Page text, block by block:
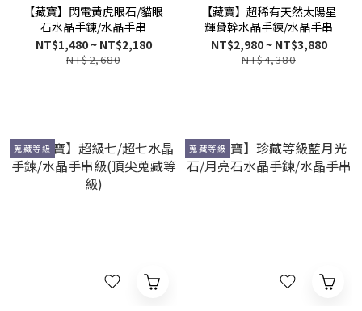
【藏寶】閃電黄虎眼石/貓眼
石水晶手鍊/水晶手串
NT$1,480 ~ NT$2,180
NT$2,680
【藏寶】超稀有天然太陽星
輝骨幹水晶手鍊/水晶手串
NT$2,980 ~ NT$3,880
NT$4,380
蒐藏等級 蒐藏等級